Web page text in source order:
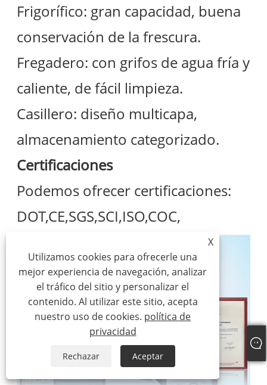
Frigorífico: gran capacidad, buena
conservación de la frescura.
Fregadero: con grifos de agua fría y
caliente, de fácil limpieza.
Casillero: diseño multicapa,
almacenamiento categorizado.
Certificaciones
Podemos ofrecer certificaciones:
DOT,CE,SGS,SCI,ISO,COC,
X
Utilizamos cookies para ofrecerle una
mejor experiencia de navegación, analizar
el tráfico del sitio y personalizar el
contenido. Al utilizar este sitio, acepta
nuestro uso de cookies. política de
privacidad
Rechazar Aceptar